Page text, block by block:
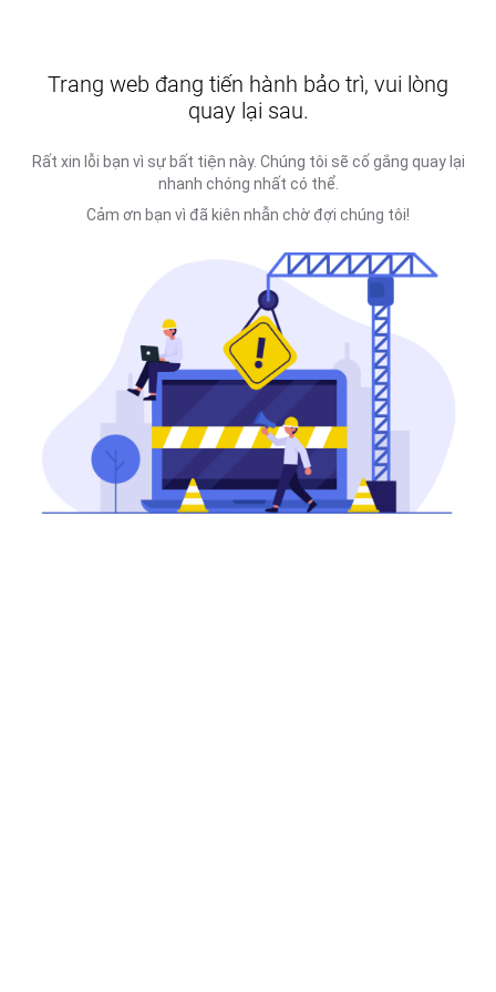
Trang web đang tiến hành bảo trì, vui lòng
quay lại sau.
Rất xin lỗi bạn vì sự bất tiện này. Chúng tôi sẽ cố gắng quay lại
nhanh chóng nhất có thể.
Cảm ơn bạn vì đã kiên nhẫn chờ đợi chúng tôi!